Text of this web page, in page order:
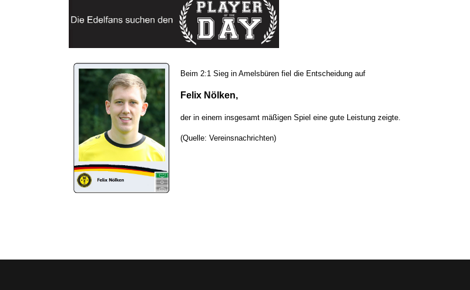
Beim 2:1 Sieg in Amelsbüren fiel die Entscheidung auf
Felix Nölken,
der in einem insgesamt mäßigen Spiel eine gute Leistung zeigte.
(Quelle: Vereinsnachrichten)